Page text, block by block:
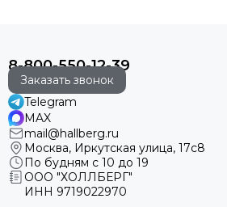
8-800-550-12-39
Заказать звонок
Telegram
MAX
mail@hallberg.ru
Москва, Иркутская улица, 17с8
По будням с 10 до 19
ООО "ХОЛЛБЕРГ"
ИНН 9719022970